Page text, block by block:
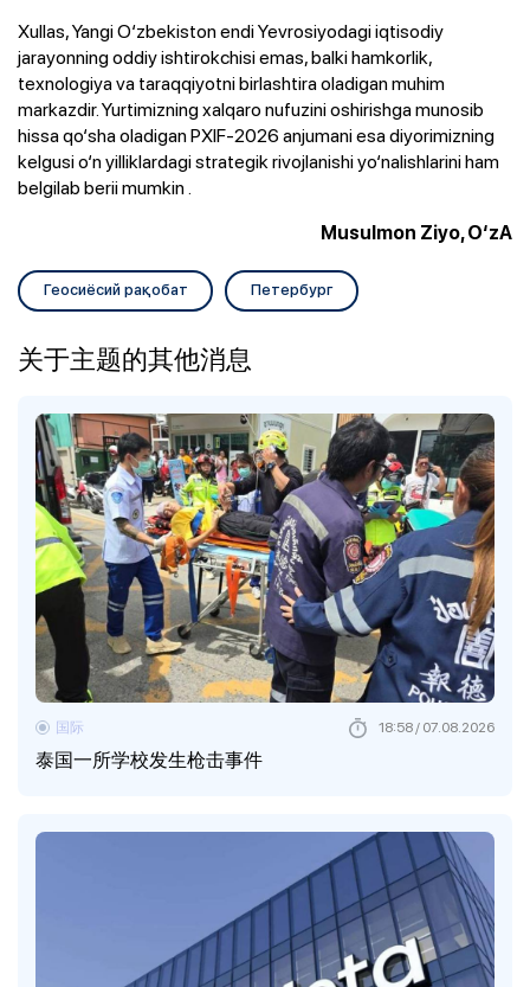
Xullas, Yangi O‘zbekiston endi Yevrosiyodagi iqtisodiy
jarayonning oddiy ishtirokchisi emas, balki hamkorlik,
texnologiya va taraqqiyotni birlashtira oladigan muhim
markazdir. Yurtimizning xalqaro nufuzini oshirishga munosib
hissa qo‘sha oladigan PXIF-2026 anjumani esa diyorimizning
kelgusi o‘n yilliklardagi strategik rivojlanishi yo‘nalishlarini ham
belgilab berii mumkin .
Musulmon Ziyo, O‘zA
Геосиёсий рақобат Петербург
关于主题的其他消息
泰国一所学校发生枪击事件
国际 18:58 / 07.08.2026